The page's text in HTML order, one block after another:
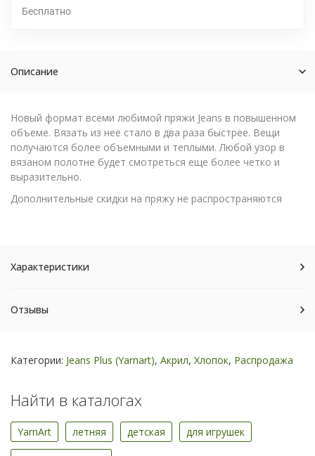
Бесплатно
Описание
Новый формат всеми любимой пряжи Jeans в повышенном
объеме. Вязать из нее стало в два раза быстрее. Вещи
получаются более объемными и теплыми. Любой узор в
вязаном полотне будет смотреться еще более четко и
выразительно.
Дополнительные скидки на пряжу не распространяются
Характеристики
Отзывы
Категории: Jeans Plus (Yarnart), Акрил, Хлопок, Распродажа
Найти в каталогах
YarnArt летняя детская для игрушек